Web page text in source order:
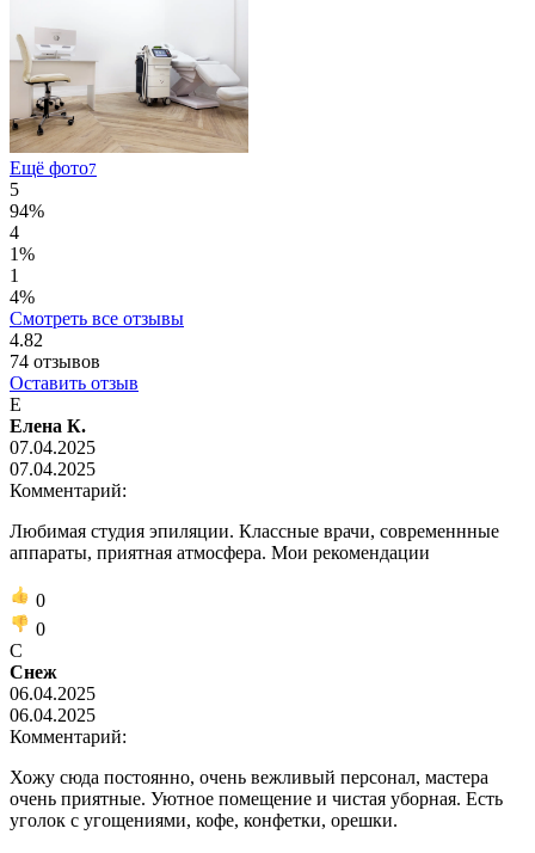
Ещё фото7
5
94%
4
1%
1
4%
Смотреть все отзывы
4.82
74 отзывов
Оставить отзыв
Е
Елена К.
07.04.2025
07.04.2025
Комментарий:
Любимая студия эпиляции. Классные врачи, современнные
аппараты, приятная атмосфера. Мои рекомендации
0
0
С
Снеж
06.04.2025
06.04.2025
Комментарий:
Хожу сюда постоянно, очень вежливый персонал, мастера
очень приятные. Уютное помещение и чистая уборная. Есть
уголок с угощениями, кофе, конфетки, орешки.